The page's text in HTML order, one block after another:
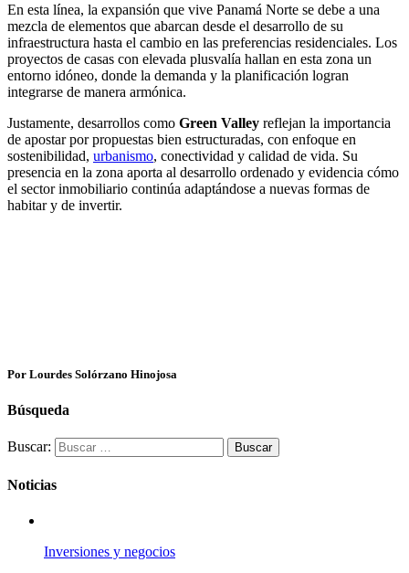
En esta línea, la expansión que vive Panamá Norte se debe a una
mezcla de elementos que abarcan desde el desarrollo de su
infraestructura hasta el cambio en las preferencias residenciales. Los
proyectos de casas con elevada plusvalía hallan en esta zona un
entorno idóneo, donde la demanda y la planificación logran
integrarse de manera armónica.
Justamente, desarrollos como Green Valley reflejan la importancia
de apostar por propuestas bien estructuradas, con enfoque en
sostenibilidad, urbanismo, conectividad y calidad de vida. Su
presencia en la zona aporta al desarrollo ordenado y evidencia cómo
el sector inmobiliario continúa adaptándose a nuevas formas de
habitar y de invertir.
Por Lourdes Solórzano Hinojosa
Búsqueda
Buscar:
Noticias
Inversiones y negocios